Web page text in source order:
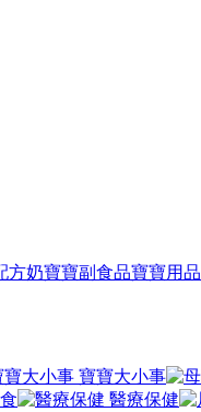
方奶寶寶副食品寶寶用品
寶寶大小事
醫療保健